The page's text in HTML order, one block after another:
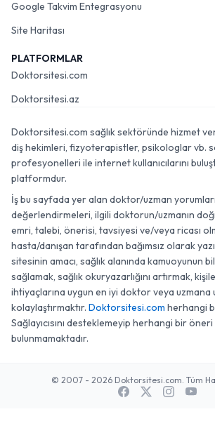
Google Takvim Entegrasyonu
Site Haritası
PLATFORMLAR
Doktorsitesi.com
Doktorsitesi.az
Doktorsitesi.com sağlık sektöründe hizmet
diş hekimleri, fizyoterapistler, psikologlar vb.
profesyonelleri ile internet kullanıcılarını
platformdur.
İş bu sayfada yer alan doktor/uzman
değerlendirmeleri, ilgili doktorun/uzmanın
emri, talebi, önerisi, tavsiyesi ve/veya ricası
hasta/danışan tarafından bağımsız olarak
sitesinin amacı, sağlık alanında kamuoyunun
sağlamak, sağlık okuryazarlığını artırmak,
ihtiyaçlarına uygun en iyi doktor veya uzmana
kolaylaştırmaktır. Doktorsitesi.com herhangi
Sağlayıcısını desteklemeyip herhangi bir
bulunmamaktadır.
© 2007 - 2026 Doktorsitesi.com. Tüm